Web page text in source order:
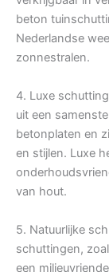
beton
Nederlandse
zonnestralen.
4. Luxe
uit een
betonplaten en
en stijlen. Luxe
van hout.
5. Natuurlijke
schuttingen,
een